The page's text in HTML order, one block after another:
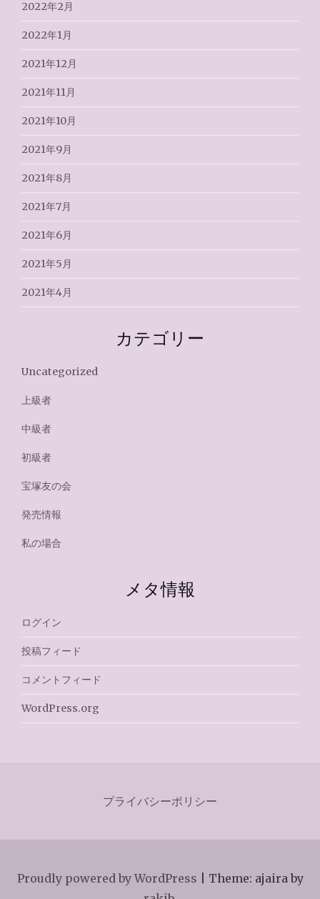
2022年2月
2022年1月
2021年12月
2021年11月
2021年10月
2021年9月
2021年8月
2021年7月
2021年6月
2021年5月
2021年4月
カテゴリー
Uncategorized
上級者
中級者
初級者
宝塚友の会
発売情報
私の場合
メタ情報
ログイン
投稿フィード
コメントフィード
WordPress.org
プライバシーポリシー
Proudly powered by WordPress
Theme: ajaira by